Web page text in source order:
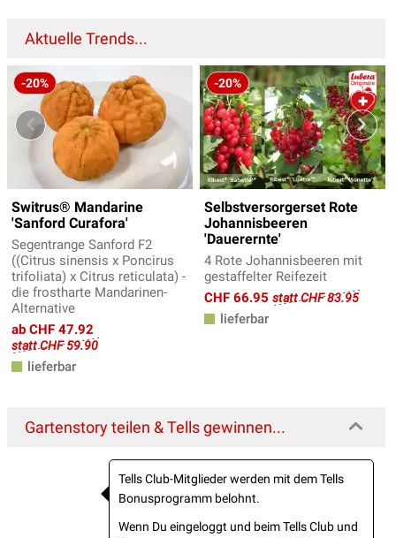
Aktuelle Trends...
-20%
Switrus® Mandarine
'Sanford Curafora'
Segentrange Sanford F2
((Citrus sinensis x Poncirus
trifoliata) x Citrus reticulata) -
die frostharte Mandarinen-
Alternative
ab CHF 47.92
statt CHF 59.90
lieferbar
-20%
Selbstversorgerset Rote
Johannisbeeren
'Dauerernte'
4 Rote Johannisbeeren mit
gestaffelter Reifezeit
CHF 66.95 statt CHF 83.95
lieferbar
Gartenstory teilen & Tells gewinnen...
Tells Club-Mitglieder werden mit dem Tells
Bonusprogramm belohnt.
Wenn Du eingeloggt und beim Tells Club und